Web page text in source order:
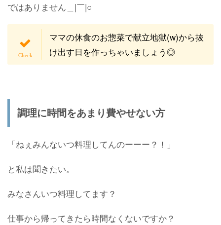
ではありません＿|￣|○
ママの休食のお惣菜で献立地獄(w)から抜
け出す日を作っちゃいましょう◎
調理に時間をあまり費やせない方
「ねぇみんないつ料理してんのーーー？！」
と私は聞きたい。
みなさんいつ料理してます？
仕事から帰ってきたら時間なくないですか？